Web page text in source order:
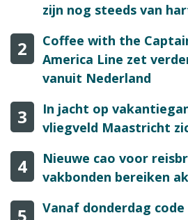
zijn nog steeds van
2
Coffee with the
America Line zet
vanuit Nederland
3
In jacht op
vliegveld Maastricht
4
Nieuwe cao voor
vakbonden bereiken
5
Vanaf donderdag